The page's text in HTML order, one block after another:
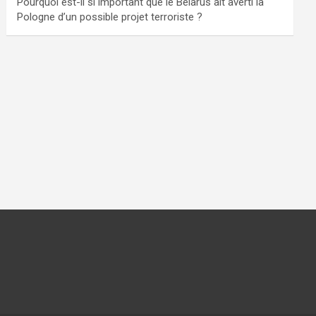
Pologne d’un possible projet terroriste ?